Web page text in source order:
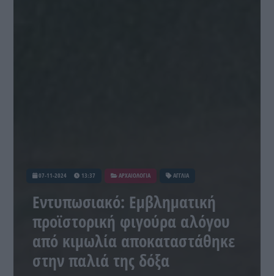
07-11-2024 13:37 ΑΡΧΑΙΟΛΟΓΙΑ ΑΓΓΛΙΑ
Εντυπωσιακό: Εμβληματική
προϊστορική φιγούρα αλόγου
από κιμωλία αποκαταστάθηκε
στην παλιά της δόξα